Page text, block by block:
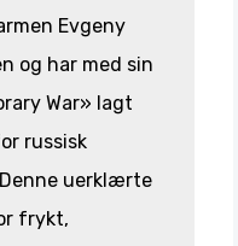
Evgeny
og har med sin
War» lagt
russisk
Denne uerklærte
frykt,